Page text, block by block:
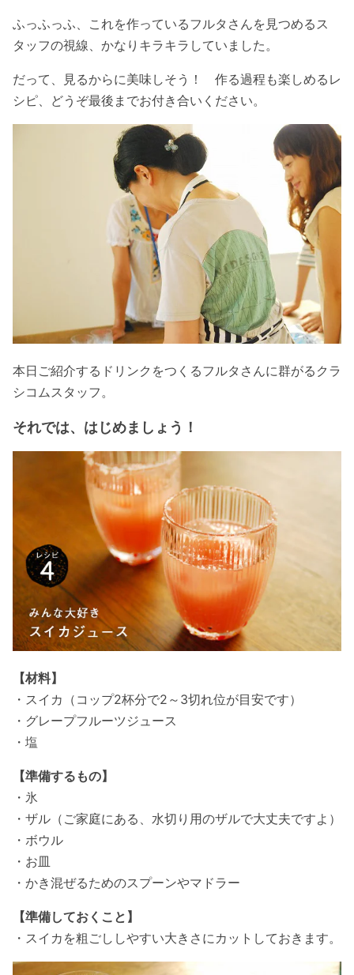
ふっふっふ、これを作っているフルタさんを見つめるス
タッフの視線、かなりキラキラしていました。
だって、見るからに美味しそう！ 作る過程も楽しめるレ
シピ、どうぞ最後までお付き合いください。
本日ご紹介するドリンクをつくるフルタさんに群がるクラ
シコムスタッフ。
それでは、はじめましょう！
【材料】
・スイカ（コップ2杯分で2～3切れ位が目安です）
・グレープフルーツジュース
・塩
【準備するもの】
・氷
・ザル（ご家庭にある、水切り用のザルで大丈夫ですよ）
・ボウル
・お皿
・かき混ぜるためのスプーンやマドラー
【準備しておくこと】
・スイカを粗ごししやすい大きさにカットしておきます。